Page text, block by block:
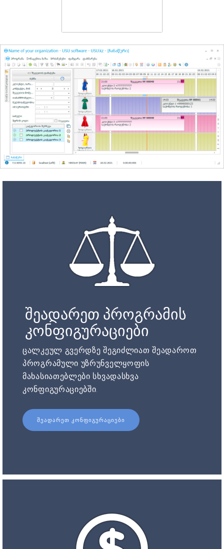
შეადარეთ პროგრამის
კონფიგურაციები
ცალკეულ გვერდზე შეგიძლიათ შეადაროთ
პროგრამული უზრუნველყოფის
მახასიათებლები სხვადასხვა
კონფიგურაციებში.
ᲨᲔᲐᲓᲐᲠᲔᲗ ᲙᲝᲜᲤᲘᲒᲣᲠᲐᲪᲘᲔᲑᲘ